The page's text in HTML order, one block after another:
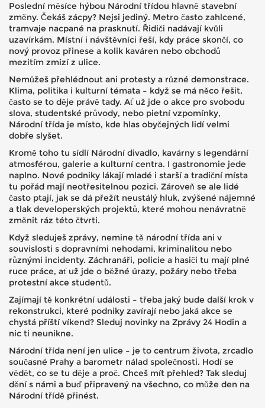
Poslední měsíce hýbou Národní třídou hlavně stavební
změny. Čekáš zácpy? Nejsi jediný. Metro často zahlcené,
tramvaje nacpané na prasknutí. Řidiči nadávají kvůli
uzavírkám. Místní i návštěvníci řeší, kdy práce skončí, co
nový provoz přinese a kolik kaváren nebo obchodů
mezitím zmizí z ulice.
Nemůžeš přehlédnout ani protesty a různé demonstrace.
Klima, politika i kulturní témata – když se má něco řešit,
často se to děje právě tady. Ať už jde o akce pro svobodu
slova, studentské průvody, nebo pietní vzpomínky,
Národní třída je místo, kde hlas obyčejných lidí velmi
dobře slyšet.
Kromě toho tu sídlí Národní divadlo, kavárny s legendární
atmosférou, galerie a kulturní centra. I gastronomie jede
naplno. Nové podniky lákají mladé i starší a tradiční místa
tu pořád mají neotřesitelnou pozici. Zároveň se ale lidé
často ptají, jak se dá přežít neustálý hluk, zvýšené nájemné
a tlak developerských projektů, které mohou nenávratně
změnit ráz této čtvrti.
Když sleduješ zprávy, nemine tě národní třída ani v
souvislosti s dopravními nehodami, kriminalitou nebo
různými incidenty. Záchranáři, policie a hasiči tu mají plné
ruce práce, ať už jde o běžné úrazy, požáry nebo třeba
protestní akce studentů.
Zajímají tě konkrétní události – třeba jaký bude další krok v
rekonstrukci, které podniky zavírají nebo jaká akce se
chystá příští víkend? Sleduj novinky na Zprávy 24 Hodin a
nic ti neunikne.
Národní třída není jen ulice – je to centrum života, zrcadlo
současné Prahy a barometr nálad společnosti. Hodí se
vědět, co se tu děje a proč. Chceš mít přehled? Tak sleduj
dění s námi a buď připravený na všechno, co může den na
Národní třídě přinést.